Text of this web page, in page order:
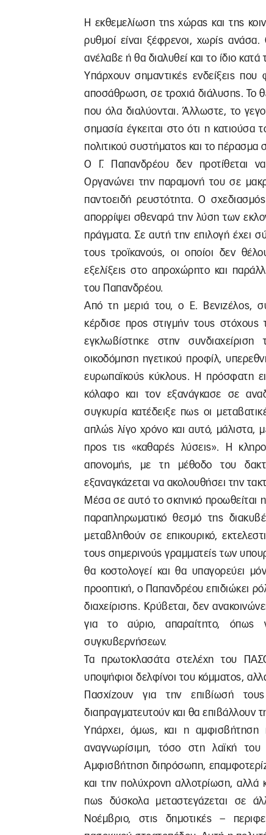
Η εκθεμελίωση της χώρας και της
ρυθμοί είναι ξέφρενοι, χωρίς
ανέλαβε ή θα διαλυθεί και το ίδιο κατά
Υπάρχουν σημαντικές ενδείξεις
αποσάθρωση, σε τροχιά διάλυσης. Το
που όλα διαλύονται. Άλλωστε, το
σημασία έγκειται στο ότι η
πολιτικού συστήματος και το πέρασμα
Ο Γ. Παπανδρέου δεν προτίθεται
Οργανώνει την παραμονή του σε
παντοειδή ρευστότητα. Ο σχεδιασμός
απορρίψει σθεναρά την λύση των
πράγματα. Σε αυτή την επιλογή έχει
τους τροϊκανούς, οι οποίοι δεν
εξελίξεις στο απροχώρητο και
του Παπανδρέου.
Από τη μεριά του, ο Ε. Βενιζέλος,
κέρδισε προς στιγμήν τους
εγκλωβίστηκε στην
οικοδόμηση ηγετικού προφίλ,
ευρωπαϊκούς κύκλους. Η πρόσφατη
κόλαφο και τον εξανάγκασε σε
συγκυρία κατέδειξε πως οι
απλώς λίγο χρόνο και αυτό, μάλιστα,
προς τις «καθαρές λύσεις». Η
απονομής, με τη μέθοδο του
εξαναγκάζεται να ακολουθήσει την
Μέσα σε αυτό το σκηνικό προωθείται
παραπληρωματικό θεσμό της
μεταβληθούν σε επικουρικό,
τους σημερινούς γραμματείς των
θα κοστολογεί και θα υπαγορεύει
προοπτική, ο Παπανδρέου επιδιώκει
διαχείρισης. Κρύβεται, δεν
για το αύριο, απαραίτητο,
συγκυβερνήσεων.
Τα πρωτοκλασάτα στελέχη του
υποψήφιοι δελφίνοι του κόμματος,
Πασχίζουν για την επιβίωσή
διαπραγματευτούν και θα επιβάλλουν
Υπάρχει, όμως, και η
αναγνωρίσιμη, τόσο στη λαϊκή
Αμφισβήτηση διπρόσωπη,
και την πολύχρονη αλλοτρίωση, αλλά
πως δύσκολα μεταστεγάζεται σε
Νοέμβριο, στις δημοτικές –